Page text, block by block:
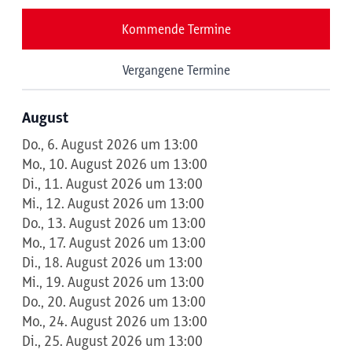
Kommende Termine
Vergangene Termine
August
Do., 6. August 2026 um 13:00
Mo., 10. August 2026 um 13:00
Di., 11. August 2026 um 13:00
Mi., 12. August 2026 um 13:00
Do., 13. August 2026 um 13:00
Mo., 17. August 2026 um 13:00
Di., 18. August 2026 um 13:00
Mi., 19. August 2026 um 13:00
Do., 20. August 2026 um 13:00
Mo., 24. August 2026 um 13:00
Di., 25. August 2026 um 13:00